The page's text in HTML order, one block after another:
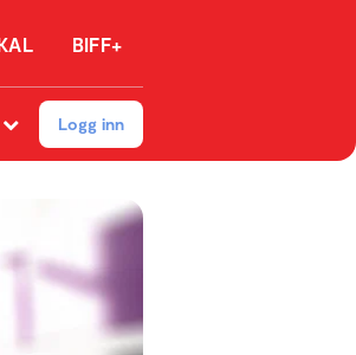
BIFF+
Logg inn